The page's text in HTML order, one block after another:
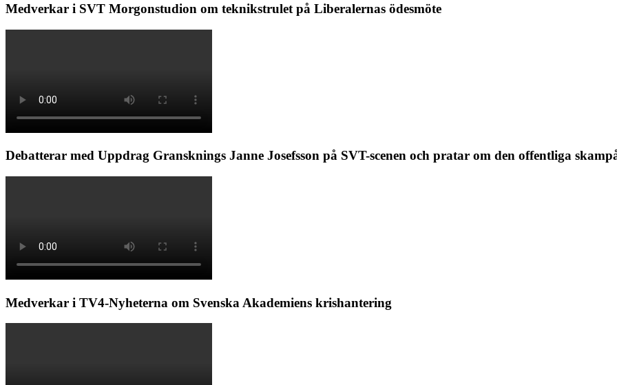
Medverkar i SVT Morgonstudion om teknikstrulet på Liberalernas ödesmöte
Debatterar med Uppdrag Gransknings Janne Josefsson på SVT-scenen och pratar om den offentliga
Medverkar i TV4-Nyheterna om Svenska Akademiens krishantering